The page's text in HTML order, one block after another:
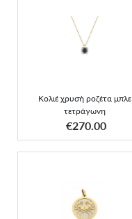
Κολιέ χρυσή ροζέτα μπλε
τετράγωνη
€270.00
Κολιέ χρυσή ροζέτα μπλε
τετράγωνη
ΑΠΟΚΤΗΣΕ ΤΟ
Κρεμαστό ζώδιο Καρκίνος